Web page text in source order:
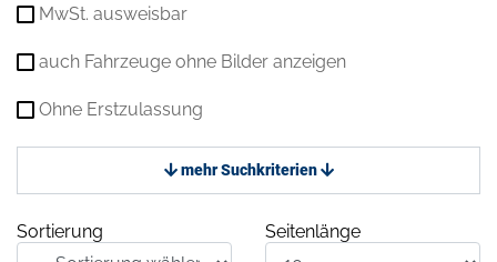
MwSt. ausweisbar
auch Fahrzeuge ohne Bilder anzeigen
Ohne Erstzulassung
mehr Suchkriterien
Sortierung Seitenlänge